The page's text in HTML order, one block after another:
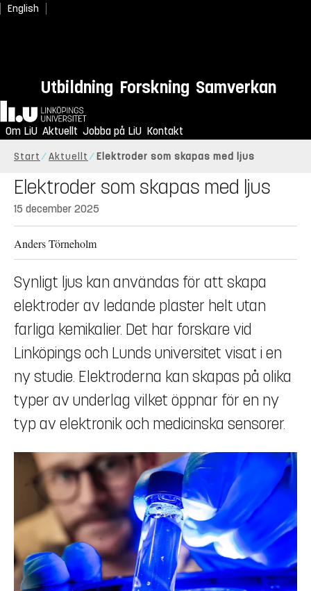
English
Utbildning Forskning Samverkan
Hem
Om LiU Aktuellt Jobba på LiU Kontakt
Start Aktuellt Elektroder som skapas med ljus
Elektroder som skapas med ljus
15 december 2025
Anders Törneholm
Synligt ljus kan användas för att skapa
elektroder av ledande plaster helt utan
farliga kemikalier. Det har forskare vid
Linköpings och Lunds universitet visat i en
ny studie. Elektroderna kan skapas på olika
typer av underlag vilket öppnar för en ny
typ av elektronik och medicinska sensorer.